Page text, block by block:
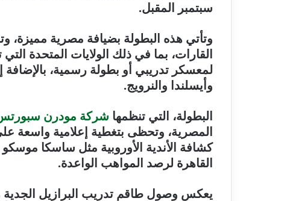
سبتمبر المقبل.
وتأتي هذه البطولة بضيافة مصرية
لمعسكر تدريبي أو بطولة رسمية، بالإضافة
وأيسلندا والنرويج.
البطولة، التي تنظمها شركة مودرن
المصرية، وتحظى بتغطية إعلامية واسعة
كشافة الأندية الأوروبية مثل ساسكا
القاهرة لرصد المواهب الواعدة.
يعكس وصول طاقم تدريب البرازيل الجدية